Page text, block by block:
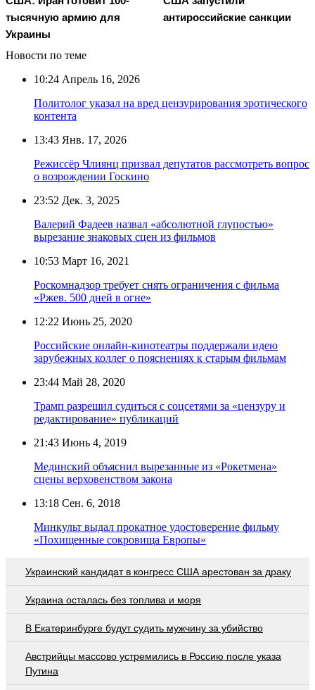
тысячную армию для
Украины
антироссийские санкции
Новости по теме
10:24 Апрель 16, 2026
Политолог указал на вред цензурирования эротического
контента
13:43 Янв. 17, 2026
Режиссёр Члиянц призвал депутатов рассмотреть вопрос
о возрождении Госкино
23:52 Дек. 3, 2025
Валерий Фадеев назвал «абсолютной глупостью»
вырезание знаковых сцен из фильмов
10:53 Март 16, 2021
Роскомнадзор требует снять ограничения с фильма
«Ржев. 500 дней в огне»
12:22 Июнь 25, 2020
Российские онлайн-кинотеатры поддержали идею
зарубежных коллег о пояснениях к старым фильмам
23:44 Май 28, 2020
Трамп разрешил судиться с соцсетями за «цензуру и
редактирование» публикаций
21:43 Июнь 4, 2019
Мединский объяснил вырезанные из «Рокетмена»
сцены верховенством закона
13:18 Сен. 6, 2018
Минкульт выдал прокатное удостоверение фильму
«Похищенные сокровища Европы»
Украинский кандидат в конгресс США арестован за драку
Украина осталась без топлива и моря
В Екатеринбурге будут судить мужчину за убийство
Австрийцы массово устремились в Россию после указа
Путина